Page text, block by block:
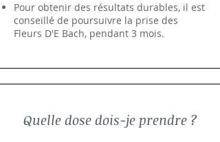
Pour obtenir des résultats durables, il est
conseillé de poursuivre la prise des
Fleurs D'E Bach, pendant 3 mois.
Quelle dose dois-je prendre ?